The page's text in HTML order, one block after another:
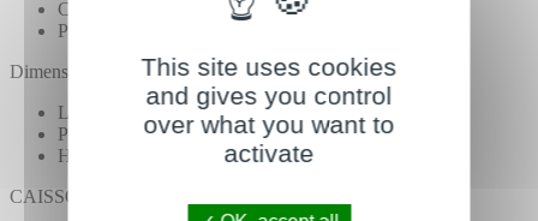
Côtés en MDF 19 mm Noir.
Porte Noir brillant en MDF 19 mm.
Dimensions du petit meuble :
Longueur : 45 cm
Profondeur : 24 cm
Hauteur : 40 cm
CAISSON Livré monté.
This site uses cookies
and gives you control
over what you want to
activate